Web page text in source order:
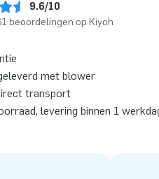
9.6/10
beoordelingen op Kiyoh
met blower
transport
levering binnen 1